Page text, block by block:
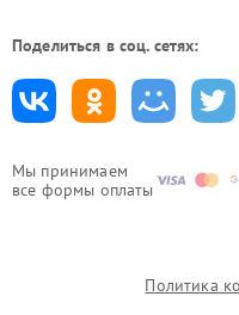
Мы принимаем
все формы оплаты
Поделиться в соц. сетях:
Политика